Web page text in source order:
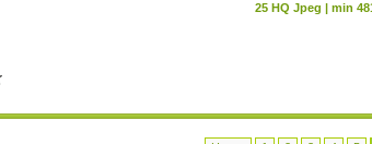
25 HQ Jpeg | min